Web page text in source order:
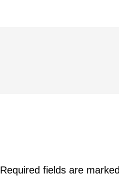
Required fields are marked